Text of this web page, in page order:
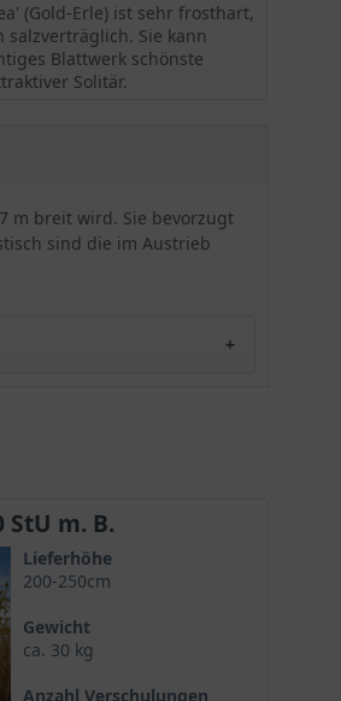
(Gold-Erle) ist sehr frosthart,
Sie kann
Blattwerk schönste
Solitär.
m breit wird. Sie bevorzugt
sind die im Austrieb
das mit
Grau-Erle genannte
Sie ist mehrstämmig
m. B.
Lieferhöhe
200-250cm
Gewicht
ca. 30 kg
Anzahl Verschulungen